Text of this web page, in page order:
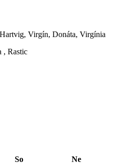
Virgín, Donáta, Virgínia
, Rastic
So
Ne